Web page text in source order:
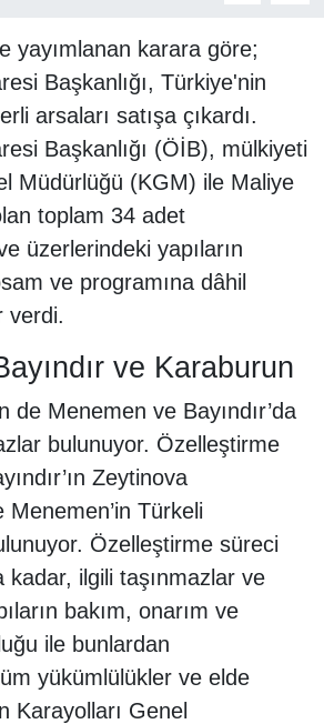
yayımlanan karara göre;
Başkanlığı, Türkiye'nin
arsaları satışa çıkardı.
Başkanlığı (ÖİB), mülkiyeti
Müdürlüğü (KGM) ile Maliye
toplam 34 adet
üzerlerindeki yapıların
ve programına dâhil
verdi.
ve Karaburun
de Menemen ve Bayındır’da
bulunuyor. Özelleştirme
Zeytinova
Türkeli
Özelleştirme süreci
kadar, ilgili taşınmazlar ve
bakım, onarım ve
ile bunlardan
yükümlülükler ve elde
Karayolları Genel